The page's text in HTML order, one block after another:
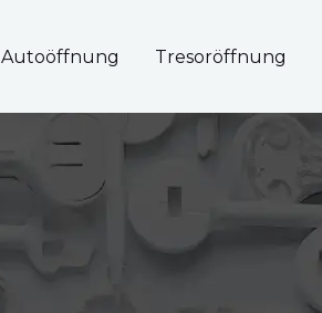
Autoöffnung Tresoröffnung